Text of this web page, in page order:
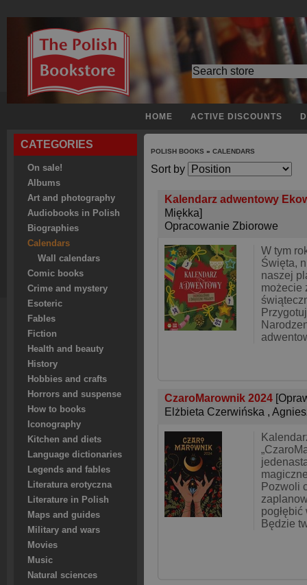
HOME ACTIVE DISCOUNTS
CATEGORIES
On sale!
Albums
Art and photography
Audiobooks in Polish
Biographies
Calendars
Wall calendars
Comic books
Crime and mystery
Esoteric
Fables
Fiction
Health and beauty
History
Hobbies and crafts
Horrors and suspense
How to books
Iconography
Kitchen and diets
Language dictionaries
Legends and fables
Literatura erotyczna
Literature in Polish
Maps and guides
Military and wars
Movies
Music
Natural sciences
POLISH BOOKS » CALENDARS
Sort by
Kalendarz adwentowy
Miękka]
Opracowanie Zbiorowe
W tym
Święta,
naszej
możecie
CzaroMarownik 2024
Elżbieta Czerwińska ,
Pozwoli
Będzie